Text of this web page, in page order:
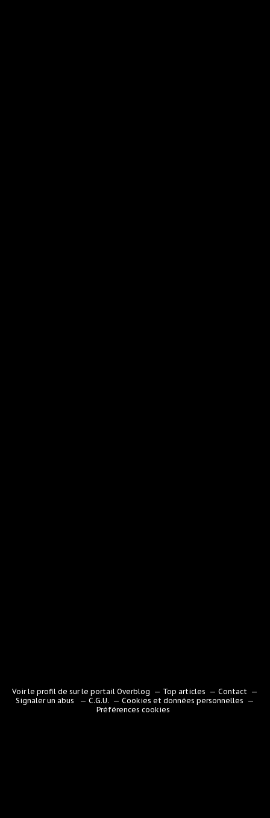
Voir le profil de sur le portail Overblog Top articles
Contact
Signaler un abus
C.G.U.
Cookies et données personnelles
Préférences cookies